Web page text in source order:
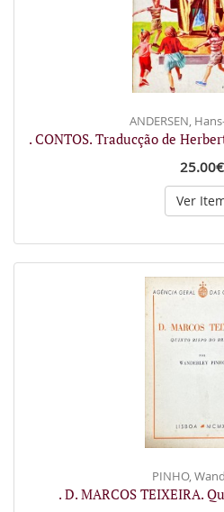
ANDERSEN,
. CONTOS. Traducção de
25.00€
Ver
PINHO,
. D. MARCOS TEIXEIRA.